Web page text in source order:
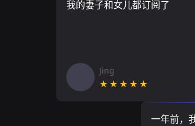
我的妻子和女儿都订阅了
Jing
★★★★★
一年前，